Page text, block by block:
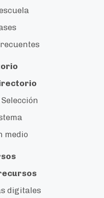
medio
digitales